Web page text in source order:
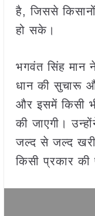
है, जिससे
हो सके।
भगवंत सिंह मान
धान की सुचारू
और इसमें किसी भी
की जाएगी।
जल्द से जल्द
किसी प्रकार की